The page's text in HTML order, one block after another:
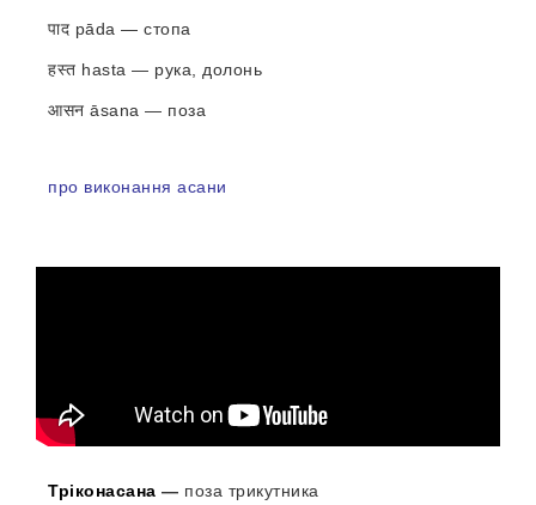
पाद pāda — стопа
हस्त hasta — рука, долонь
आसन āsana — поза
про виконання асани
Тріконасана — поза трикутника